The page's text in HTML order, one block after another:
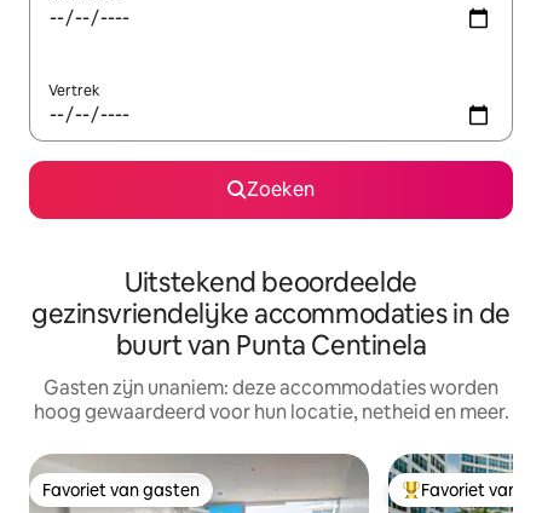
Vertrek
Zoeken
Uitstekend beoordeelde
gezinsvriendelijke accommodaties in de
buurt van Punta Centinela
Gasten zijn unaniem: deze accommodaties worden
hoog gewaardeerd voor hun locatie, netheid en meer.
Favoriet van gasten
Favoriet van gasten Topfavoriet van
Favoriet van